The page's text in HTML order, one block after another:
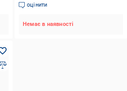
оцінити
Немає в наявності